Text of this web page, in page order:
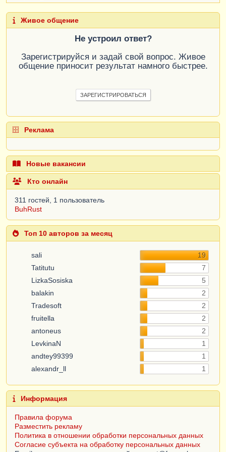
Живое общение
Не устроил ответ?
Зарегистрируйся и задай свой вопрос. Живое
общение приносит результат намного быстрее.
ЗАРЕГИСТРИРОВАТЬСЯ
Реклама
Новые вакансии
Кто онлайн
311 гостей, 1 пользователь
BuhRust
Топ 10 авторов за месяц
sali
19
Tatitutu
7
LizkaSosiska
5
balakin
2
Tradesoft
2
fruitella
2
antoneus
2
LevkinaN
1
andtey99399
1
alexandr_ll
1
Информация
Правила форума
Разместить рекламу
Политика в отношении обработки персональных данных
Согласие субъекта на обработку персональных данных